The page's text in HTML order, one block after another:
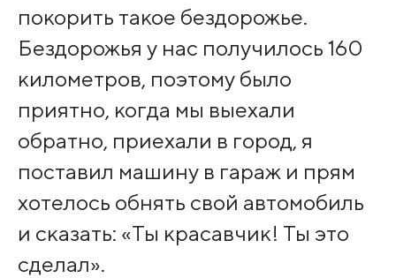
покорить такое бездорожье.
Бездорожья у нас получилось 160
километров, поэтому было
приятно, когда мы выехали
обратно, приехали в город, я
поставил машину в гараж и прям
хотелось обнять свой автомобиль
и сказать: «Ты красавчик! Ты это
сделал».